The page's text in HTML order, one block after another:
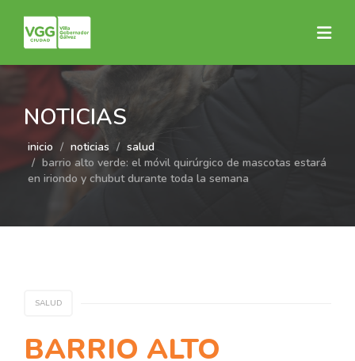
NOTICIAS
inicio noticias
salud
barrio alto verde: el móvil quirúrgico de mascotas estará
en iriondo y chubut durante toda la semana
SALUD
BARRIO ALTO